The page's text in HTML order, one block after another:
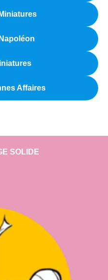
Affaires
SOLIDE